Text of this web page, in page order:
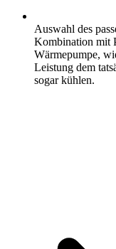
Auswahl des
Kombination mit
Wärmepumpe,
Leistung dem
sogar kühlen.